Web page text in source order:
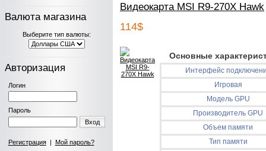
Валюта магазина
Выберите тип валюты:
Авторизация
Логин
Пароль
Вход
Регистрация| Мой пароль?
Видеокарта MSI R9-270X Hawk
114$
Основные
Интерфейс
Игровая
Модель GPU
Производитель GPU
Объем памяти
Тип памяти